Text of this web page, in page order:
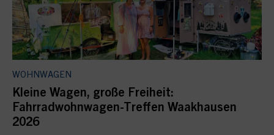
WOHNWAGEN
Kleine Wagen, große Freiheit:
Fahrradwohnwagen-Treffen Waakhausen
2026